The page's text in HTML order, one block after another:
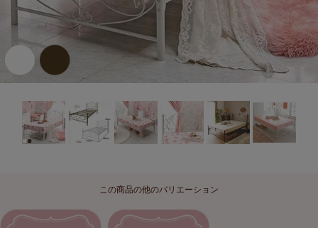
この商品の他のバリエーション